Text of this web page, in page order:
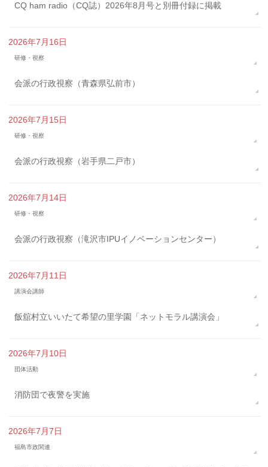
CQ ham radio（CQ誌）2026年8月号と別冊付録に掲載
2026年7月16日
研修・視察
会派の行政視察（青森県弘前市）
2026年7月15日
研修・視察
会派の行政視察（岩手県二戸市）
2026年7月14日
研修・視察
会派の行政視察（滝沢市IPUイノベーションセンター）
2026年7月11日
講演会講師
飯舘村立いいたて希望の里学園「ネットモラル講演会」
2026年7月10日
団体活動
消防団で夜警を実施
2026年7月7日
福島市政関連